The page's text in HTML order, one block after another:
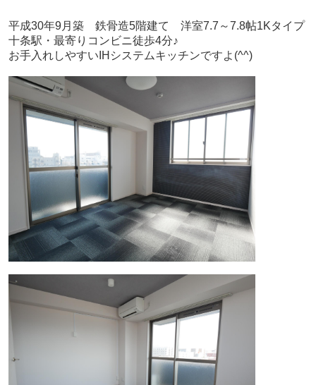
平成30年9月築 鉄骨造5階建て 洋室7.7～7.8帖1Kタイプ
十条駅・最寄りコンビニ徒歩4分♪
お手入れしやすいIHシステムキッチンですよ(^^)